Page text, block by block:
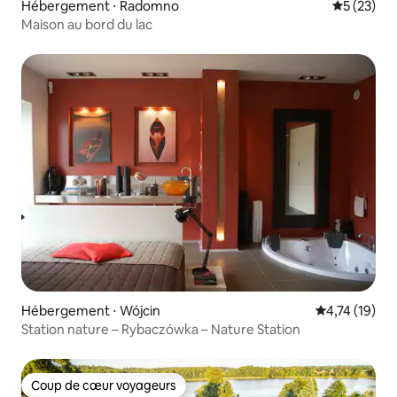
Hébergement ⋅ Radomno
5 (23)
Maison au bord du lac
Hébergement ⋅ Wójcin Évaluation
4,74 (19)
Station nature – Rybaczówka – Nature Station
Coup de cœur voyageurs
Coup de cœur voyageurs